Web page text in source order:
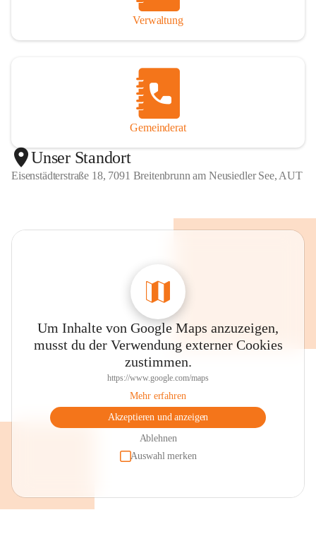
Verwaltung
Gemeinderat
Unser Standort
Eisenstädterstraße 18, 7091 Breitenbrunn am Neusiedler See, AUT
Um Inhalte von Google Maps anzuzeigen,
musst du der Verwendung externer Cookies
zustimmen.
https://www.google.com/maps
Mehr erfahren
Akzeptieren und anzeigen
Ablehnen
Auswahl merken